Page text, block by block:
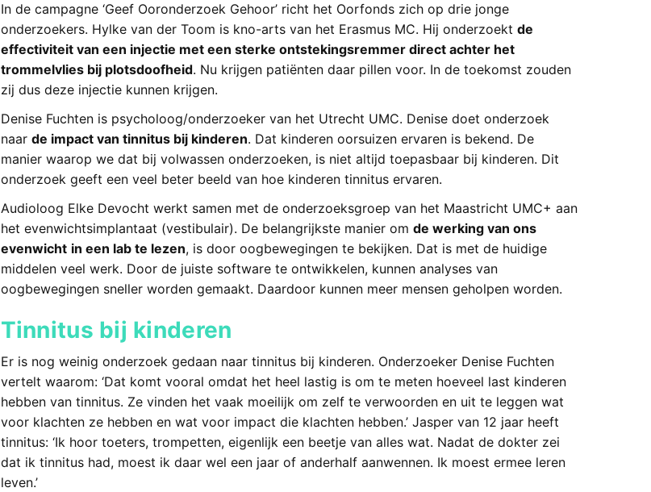
In de campagne ‘Geef Ooronderzoek Gehoor’ richt het Oorfonds zich op drie jonge
onderzoekers. Hylke van der Toom is kno-arts van het Erasmus MC. Hij onderzoekt de
effectiviteit van een injectie met een sterke ontstekingsremmer direct achter het
trommelvlies bij plotsdoofheid. Nu krijgen patiënten daar pillen voor. In de toekomst zouden
zij dus deze injectie kunnen krijgen.
Denise Fuchten is psycholoog/onderzoeker van het Utrecht UMC. Denise doet onderzoek
naar de impact van tinnitus bij kinderen. Dat kinderen oorsuizen ervaren is bekend. De
manier waarop we dat bij volwassen onderzoeken, is niet altijd toepasbaar bij kinderen. Dit
onderzoek geeft een veel beter beeld van hoe kinderen tinnitus ervaren.
Audioloog Elke Devocht werkt samen met de onderzoeksgroep van het Maastricht UMC+ aan
het evenwichtsimplantaat (vestibulair). De belangrijkste manier om de werking van ons
evenwicht in een lab te lezen, is door oogbewegingen te bekijken. Dat is met de huidige
middelen veel werk. Door de juiste software te ontwikkelen, kunnen analyses van
oogbewegingen sneller worden gemaakt. Daardoor kunnen meer mensen geholpen worden.
Tinnitus bij kinderen
Er is nog weinig onderzoek gedaan naar tinnitus bij kinderen. Onderzoeker Denise Fuchten
vertelt waarom: ‘Dat komt vooral omdat het heel lastig is om te meten hoeveel last kinderen
hebben van tinnitus. Ze vinden het vaak moeilijk om zelf te verwoorden en uit te leggen wat
voor klachten ze hebben en wat voor impact die klachten hebben.’ Jasper van 12 jaar heeft
tinnitus: ‘Ik hoor toeters, trompetten, eigenlijk een beetje van alles wat. Nadat de dokter zei
dat ik tinnitus had, moest ik daar wel een jaar of anderhalf aanwennen. Ik moest ermee leren
leven.’